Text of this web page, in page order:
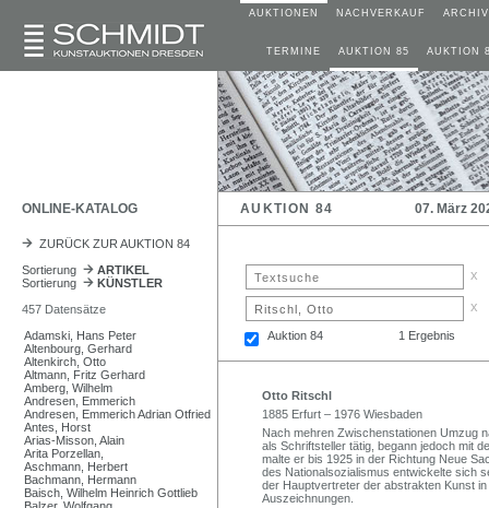
AUKTIONEN NACHVERKAUF ARCHIV
TERMINE AUKTION 85 AUKTION
ONLINE-KATALOG AUKTION 84 07. März
ZURÜCK ZUR AUKTION 84
Sortierung
ARTIKEL
Sortierung
KÜNSTLER
457 Datensätze
Adamski, Hans Peter
Altenbourg, Gerhard
Altenkirch, Otto
Altmann, Fritz Gerhard
Amberg, Wilhelm
Andresen, Emmerich
Andresen, Emmerich Adrian Otfried
Antes, Horst
Arias-Misson, Alain
Arita Porzellan,
Aschmann, Herbert
Bachmann, Hermann
Baisch, Wilhelm Heinrich Gottlieb
x
x
Auktion 84 1 Ergebnis
Otto Ritschl
1885 Erfurt – 1976 Wiesbaden
Nach mehren Zwischenstationen Umzug
als Schriftsteller tätig, begann jedoch mit
malte er bis 1925 in der Richtung Neue
des Nationalsozialismus entwickelte sich
der Hauptvertreter der abstrakten Kunst
Auszeichnungen.